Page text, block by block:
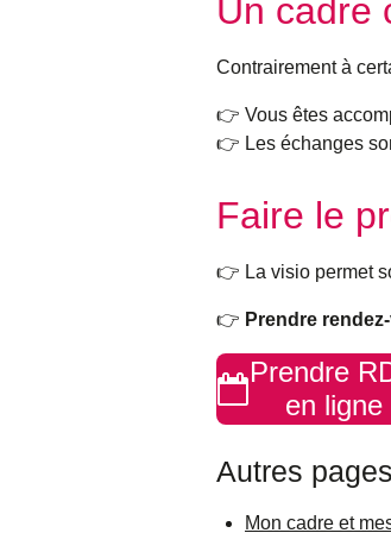
Un cadre
Contrairement à
👉 Vous êtes
👉 Les échanges
Faire le
👉 La visio permet
👉 Prendre
Prendre
en ligne
Autres
Mon cadre et